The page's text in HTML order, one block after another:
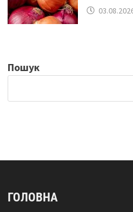
Пошук
ГОЛОВНА